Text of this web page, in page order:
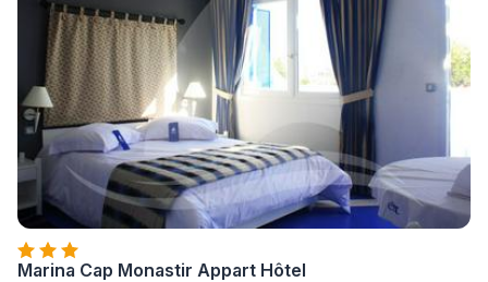
Marina Cap Monastir Appart Hôtel